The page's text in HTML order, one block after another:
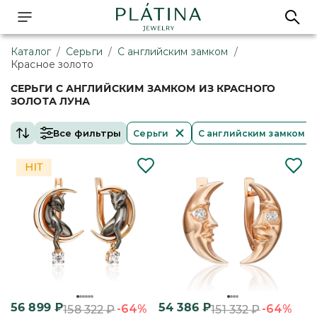
Каталог / Серьги / С английским замком /
Красное золото
СЕРЬГИ С АНГЛИЙСКИМ ЗАМКОМ ИЗ КРАСНОГО
ЗОЛОТА ЛУНА
Все фильтры Серьги С английским замком
56 899₽158 322₽-64% 54 386₽151 332₽-64%